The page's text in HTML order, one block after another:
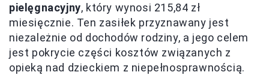
pielęgnacyjny, który wynosi 215,84 zł
miesięcznie. Ten zasiłek przyznawany jest
niezależnie od dochodów rodziny, a jego celem
jest pokrycie części kosztów związanych z
opieką nad dzieckiem z niepełnosprawnością.